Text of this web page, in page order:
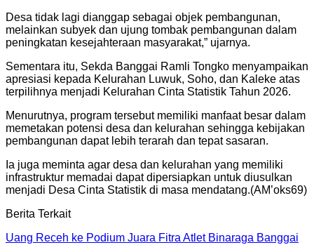
Desa tidak lagi dianggap sebagai objek pembangunan,
melainkan subyek dan ujung tombak pembangunan dalam
peningkatan kesejahteraan masyarakat,” ujarnya.
Sementara itu, Sekda Banggai Ramli Tongko menyampaikan
apresiasi kepada Kelurahan Luwuk, Soho, dan Kaleke atas
terpilihnya menjadi Kelurahan Cinta Statistik Tahun 2026.
Menurutnya, program tersebut memiliki manfaat besar dalam
memetakan potensi desa dan kelurahan sehingga kebijakan
pembangunan dapat lebih terarah dan tepat sasaran.
Ia juga meminta agar desa dan kelurahan yang memiliki
infrastruktur memadai dapat dipersiapkan untuk diusulkan
menjadi Desa Cinta Statistik di masa mendatang.(AM’oks69)
Berita Terkait
Uang Receh ke Podium Juara Fitra Atlet Binaraga Banggai